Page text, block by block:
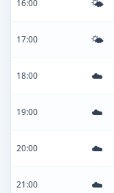
16:00 🌤️
17:00 🌤️
18:00 ☁️
19:00 ☁️
20:00 ☁️
21:00 ☁️